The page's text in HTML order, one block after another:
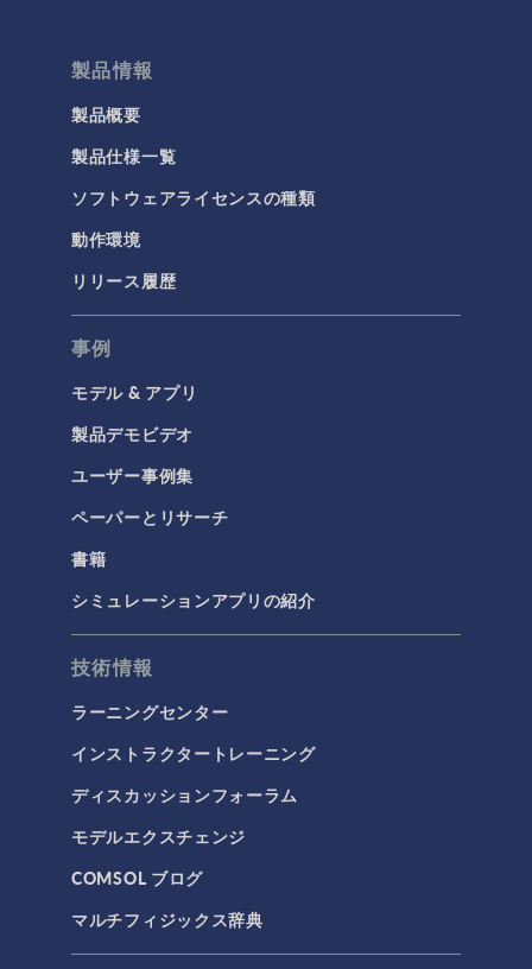
製品情報
製品概要
製品仕様一覧
ソフトウェアライセンスの種類
動作環境
リリース履歴
事例
モデル & アプリ
製品デモビデオ
ユーザー事例集
ペーパーとリサーチ
書籍
シミュレーションアプリの紹介
技術情報
ラーニングセンター
インストラクタートレーニング
ディスカッションフォーラム
モデルエクスチェンジ
COMSOL ブログ
マルチフィジックス辞典